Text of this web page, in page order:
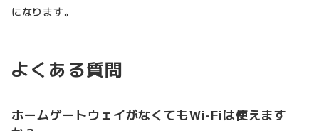
になります。
よくある質問
ホームゲートウェイがなくてもWi-Fiは使えます